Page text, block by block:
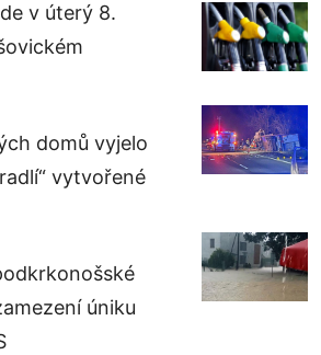
v úterý 8.
domů vyjelo
vytvořené
úniku